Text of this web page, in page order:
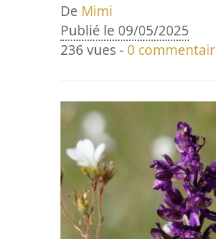
De Mimi
Publié le 09/05/2025
236 vues - 0